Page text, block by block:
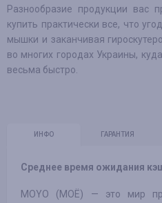
Разнообразие продукции вас
купить практически все, что
мышки и заканчивая
во многих городах Украины,
весьма быстро.
ИНФО ГАРАНТИЯ
Среднее время ожидания
MOYО (МОЁ) — это мир